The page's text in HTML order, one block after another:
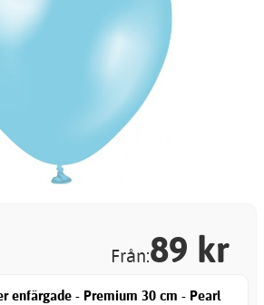
Från:89 kr
enfärgade - Premium 30 cm - Pearl